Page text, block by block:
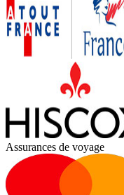
Assurances de voyage